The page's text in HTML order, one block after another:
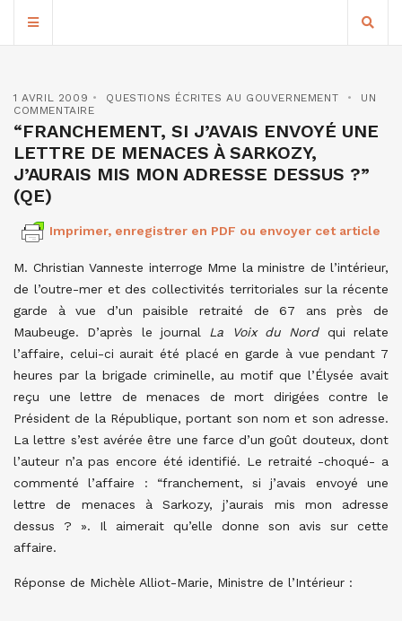
1 AVRIL 2009 QUESTIONS ÉCRITES AU GOUVERNEMENT
UN
COMMENTAIRE
“FRANCHEMENT, SI J’AVAIS ENVOYÉ UNE
LETTRE DE MENACES À SARKOZY,
J’AURAIS MIS MON ADRESSE DESSUS ?”
(QE)
Imprimer, enregistrer en PDF ou envoyer cet article
M. Christian Vanneste interroge Mme la ministre de l’intérieur,
de l’outre-mer et des collectivités territoriales sur la récente
garde à vue d’un paisible retraité de 67 ans près de
Maubeuge. D’après le journal La Voix du Nord qui relate
l’affaire, celui-ci aurait été placé en garde à vue pendant 7
heures par la brigade criminelle, au motif que l’Élysée avait
reçu une lettre de menaces de mort dirigées contre le
Président de la République, portant son nom et son adresse.
La lettre s’est avérée être une farce d’un goût douteux, dont
l’auteur n’a pas encore été identifié. Le retraité -choqué- a
commenté l’affaire : “franchement, si j’avais envoyé une
lettre de menaces à Sarkozy, j’aurais mis mon adresse
dessus ? ». Il aimerait qu’elle donne son avis sur cette
affaire.
Réponse de Michèle Alliot-Marie, Ministre de l’Intérieur :